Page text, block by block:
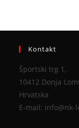
Kontakt
Športski trg 1,
10412 Donja
Hrvatska
E-mail: